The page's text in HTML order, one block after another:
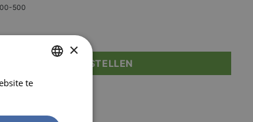
500
JE AAN OM TE BESTELLEN
×
te